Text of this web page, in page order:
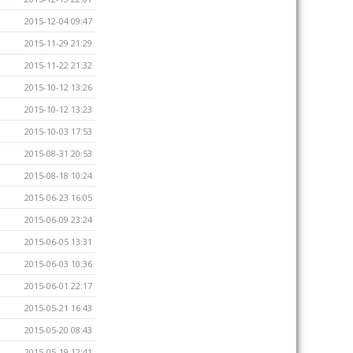
2015-12-04 09:47
2015-11-29 21:29
2015-11-22 21:32
2015-10-12 13:26
2015-10-12 13:23
2015-10-03 17:53
2015-08-31 20:53
2015-08-18 10:24
2015-06-23 16:05
2015-06-09 23:24
2015-06-05 13:31
2015-06-03 10:36
2015-06-01 22:17
2015-05-21 16:43
2015-05-20 08:43